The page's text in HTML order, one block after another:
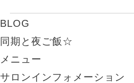
BLOG
同期と夜ご飯☆
メニュー
サロンインフォメーション